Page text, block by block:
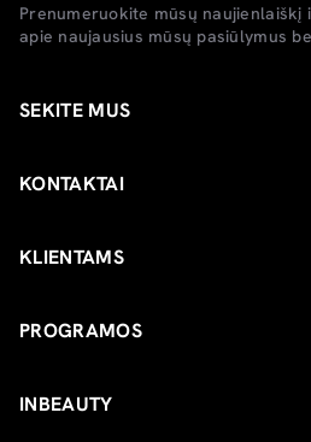
Prenumeruokite mūsų
apie naujausius mūsų pasiūlymus
SEKITE MUS
KONTAKTAI
KLIENTAMS
PROGRAMOS
INBEAUTY